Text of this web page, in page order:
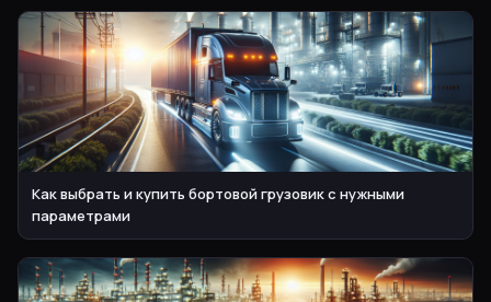
Как выбрать и купить бортовой грузовик с нужными
параметрами